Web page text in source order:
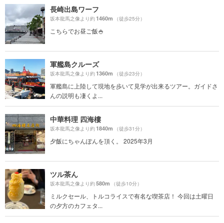
長崎出島ワーフ
坂本龍馬之像より約1460m （徒歩25分）
こちらでお昼ご飯🍚
軍艦島クルーズ
坂本龍馬之像より約1360m （徒歩23分）
軍艦島に上陸して現地を歩いて見学が出来るツアー。ガイドさ
んの説明も凄くよ...
中華料理 四海樓
坂本龍馬之像より約1840m （徒歩31分）
夕飯にちゃんぽんを頂く。 2025年3月
ツル茶ん
坂本龍馬之像より約580m （徒歩10分）
ミルクセール、トルコライスで有名な喫茶店！ 今回は土曜日
の夕方のカフェタ...